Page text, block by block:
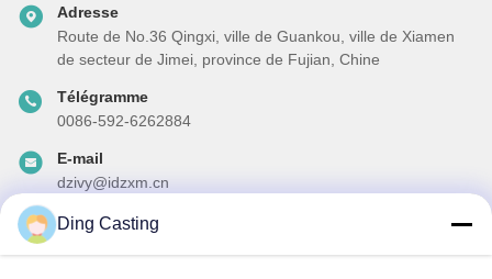
Adresse
Route de No.36 Qingxi, ville de Guankou, ville de Xiamen
de secteur de Jimei, province de Fujian, Chine
Télégramme
0086-592-6262884
E-mail
dzivy@idzxm.cn
Ding Casting